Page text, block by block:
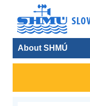
About SHMÚ